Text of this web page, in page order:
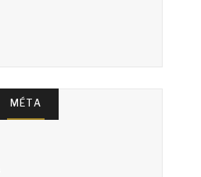
MÉTA